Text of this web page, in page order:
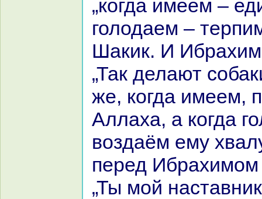
„кoгда имеем –
голодаем –
Шакик. И Ибpaхим
„Так делают
же, кoгда имеем,
Аллаха, а кoгда
воздаём ему
перед Ибpaхимом
„Ты мой